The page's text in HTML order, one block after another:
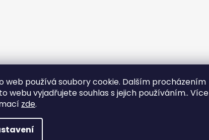
web používá soubory cookie. Dalším procházením
webu vyjadřujete souhlas s jejich používáním.. Více
zde.
. Všechna práva vyhrazena.